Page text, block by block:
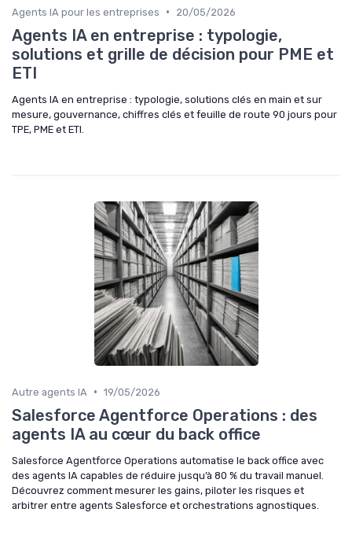
Agents IA pour les entreprises • 20/05/2026
Agents IA en entreprise : typologie,
solutions et grille de décision pour PME et
ETI
Agents IA en entreprise : typologie, solutions clés en main et sur
mesure, gouvernance, chiffres clés et feuille de route 90 jours pour
TPE, PME et ETI.
Autre agents IA • 19/05/2026
Salesforce Agentforce Operations : des
agents IA au cœur du back office
Salesforce Agentforce Operations automatise le back office avec
des agents IA capables de réduire jusqu’à 80 % du travail manuel.
Découvrez comment mesurer les gains, piloter les risques et
arbitrer entre agents Salesforce et orchestrations agnostiques.